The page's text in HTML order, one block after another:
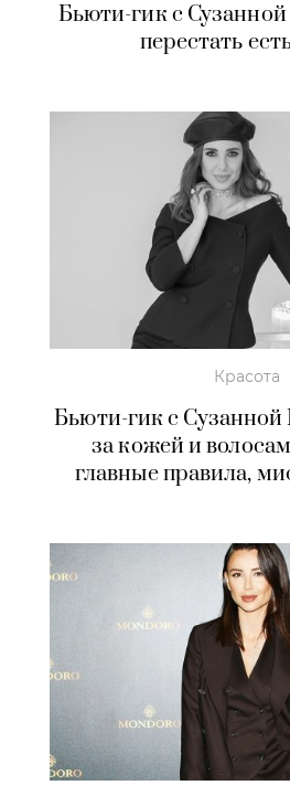
Бьюти-гик с
перестать
Красота
Бьюти-гик с Сузанной
за кожей и
главные правила,